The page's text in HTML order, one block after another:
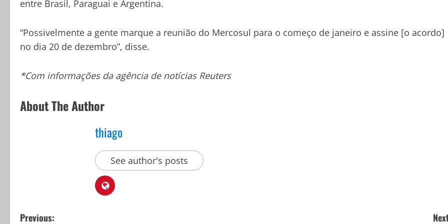
entre Brasil, Paraguai e Argentina.
“Possivelmente a gente marque a reunião do Mercosul para o começo de janeiro e assine [o acordo]
no dia 20 de dezembro”, disse.
*Com informações da agência de notícias Reuters
About The Author
thiago
See author's posts
Previous: